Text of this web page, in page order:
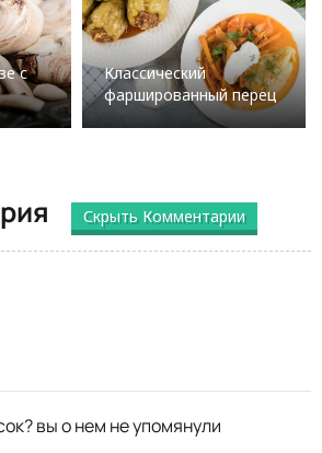
с
Классический
фаршированный перец
Скрыть Комментарии
вы о нем не упомянули